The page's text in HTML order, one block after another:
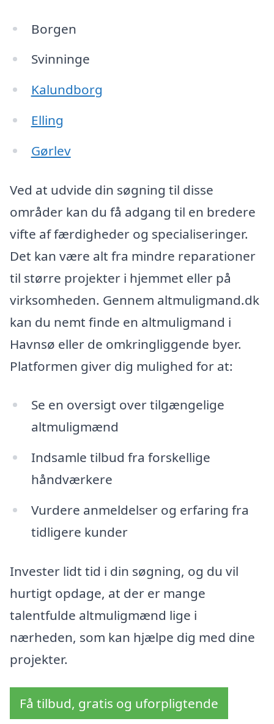
Borgen
Svinninge
Kalundborg
Elling
Gørlev
Ved at udvide din søgning til disse
områder kan du få adgang til en bredere
vifte af færdigheder og specialiseringer.
Det kan være alt fra mindre reparationer
til større projekter i hjemmet eller på
virksomheden. Gennem altmuligmand.dk
kan du nemt finde en altmuligmand i
Havnsø eller de omkringliggende byer.
Platformen giver dig mulighed for at:
Se en oversigt over tilgængelige
altmuligmænd
Indsamle tilbud fra forskellige
håndværkere
Vurdere anmeldelser og erfaring fra
tidligere kunder
Invester lidt tid i din søgning, og du vil
hurtigt opdage, at der er mange
talentfulde altmuligmænd lige i
nærheden, som kan hjælpe dig med dine
projekter.
Få tilbud, gratis og uforpligtende